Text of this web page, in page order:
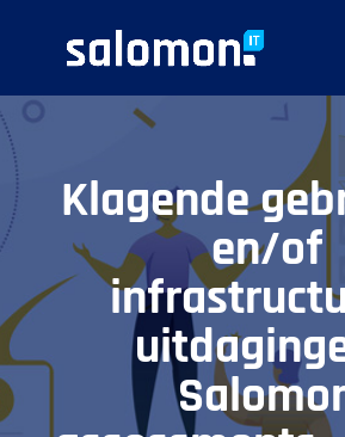
Klagende
en/of